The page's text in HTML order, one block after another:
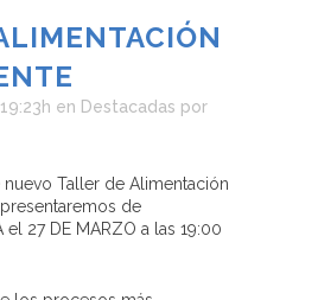
en Destacadas por
nuevo Taller de Alimentación
de
el 27 DE MARZO a las 19:00